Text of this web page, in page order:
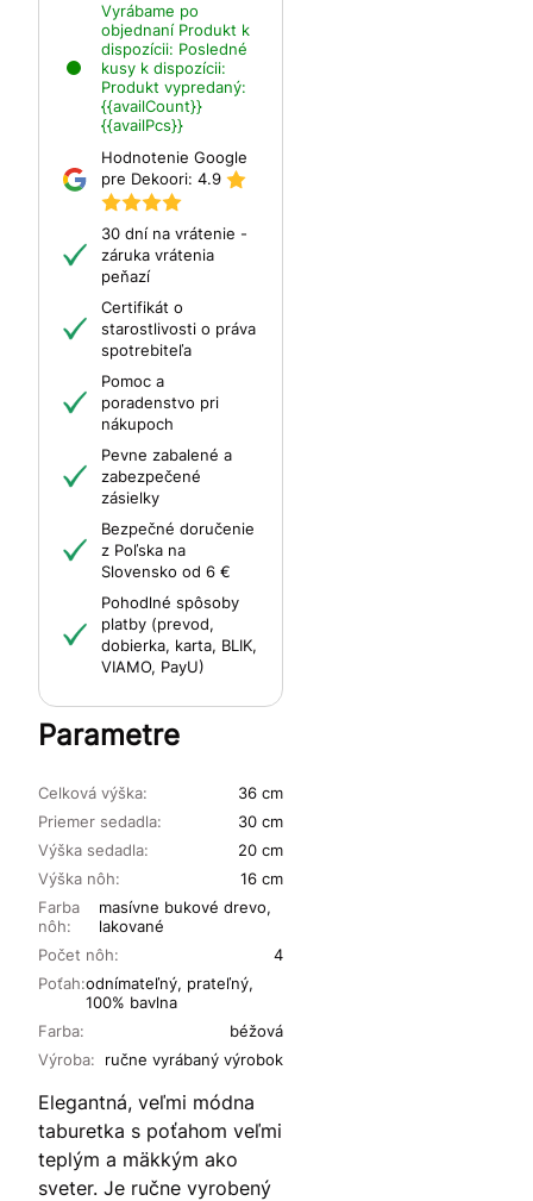
Vyrábame po
objednaní Produkt k
dispozícii: Posledné
kusy k dispozícii:
Produkt vypredaný:
{{availCount}}
{{availPcs}}
Hodnotenie Google
pre Dekoori: 4.9
30 dní na vrátenie -
záruka vrátenia
peňazí
Certifikát o
starostlivosti o práva
spotrebiteľa
Pomoc a
poradenstvo pri
nákupoch
Pevne zabalené a
zabezpečené
zásielky
Bezpečné doručenie
z Poľska na
Slovensko od 6 €
Pohodlné spôsoby
platby (prevod,
dobierka, karta, BLIK,
VIAMO, PayU)
Parametre
Priemer sedadla:
30 cm
Výška sedadla:
20 cm
Výška nôh:
16 cm
Farba
nôh:
masívne bukové drevo,
lakované
Počet nôh:
4
Celková výška: 36 cm
Poťah:odnímateľný, prateľný,
100% bavlna
Farba:
béžová
Výroba:
ručne vyrábaný výrobok
Elegantná, veľmi módna
taburetka s poťahom veľmi
teplým a mäkkým ako
sveter. Je ručne vyrobený